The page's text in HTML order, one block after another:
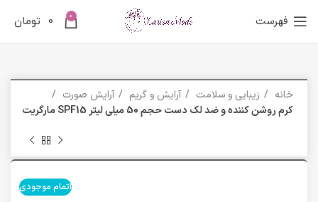
فهرست 0
0 تومان
خانه زیبایی و سلامت آرایش و گریم
آرایش صورت
کرم روشن کننده و ضد لک دست حجم 50 میلی لیتر SPF15 مارگریت
اتمام موجودی